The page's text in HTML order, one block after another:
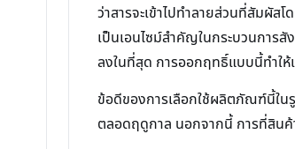
ว่าสารจะเข้าไปทำลายส่วนที่สัมผั
เป็นเอนไซม์สำคัญในกระบวนการสั
ลงในที่สุด การออกฤทธิ์แบบนี้ทำให้
ข้อดีของการเลือกใช้ผลิตภัณฑ์นี้ใน
ตลอดฤดูกาล นอกจากนี้ การที่สิน